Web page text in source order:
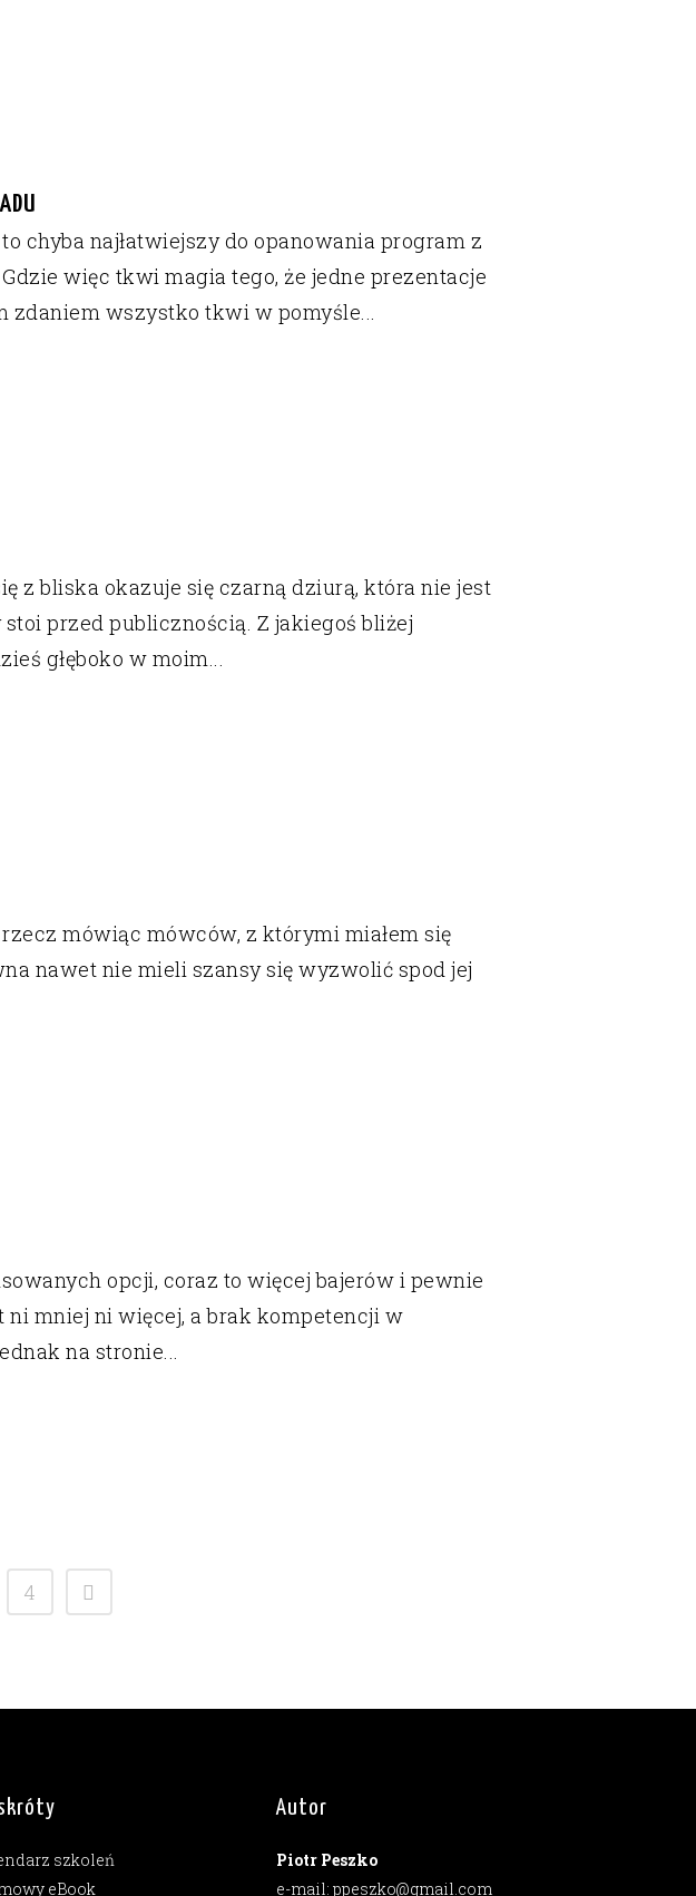
chyba najłatwiejszy do opanowania program z
więc tkwi magia tego, że jedne prezentacje
zdaniem wszystko tkwi w pomyśle...
z bliska okazuje się czarną dziurą, która nie jest
przed publicznością. Z jakiegoś bliżej
głęboko w moim...
mówiąc mówców, z którymi miałem się
nawet nie mieli szansy się wyzwolić spod jej
opcji, coraz to więcej bajerów i pewnie
mniej ni więcej, a brak kompetencji w
na stronie...
4
szkoleń
eBook
Autor
Piotr Peszko
e-mail: ppeszko@gmail.com